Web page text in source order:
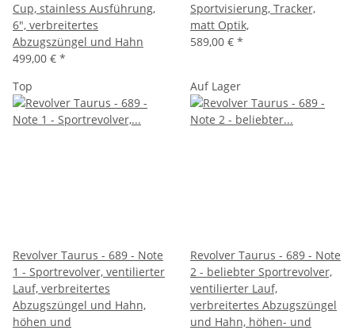
Cup, stainless Ausführung,
6", verbreitertes
Abzugszüngel und Hahn
499,00 € *
Sportvisierung, Tracker,
matt Optik,
589,00 € *
Top
Revolver Taurus - 689 - Note
1 - Sportrevolver, ventilierter
Lauf, verbreitertes
Abzugszüngel und Hahn,
höhen und
Auf Lager
Revolver Taurus - 689 - Note
2 - beliebter Sportrevolver,
ventilierter Lauf,
verbreitertes Abzugszüngel
und Hahn, höhen- und